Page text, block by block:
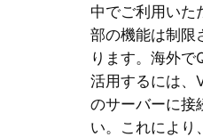
中でご利用いた
部の機能は制限
ります。海外で
活用するには、
のサーバーに接
い。これにより